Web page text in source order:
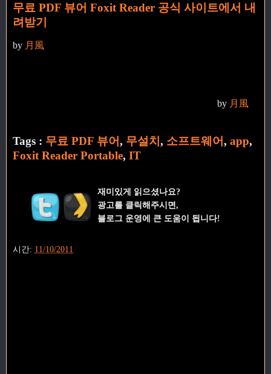
무료 PDF 뷰어 Foxit Reader 공식 사이트에서 내
려받기
by 月風
by 月風
Tags : 무료 PDF 뷰어, 무설치 , 소프트웨어, app,
Foxit Reader Portable, IT
재미있게 읽으셨나요?
광고를 클릭해주시면,
블로그 운영에 큰 도움이 됩니다!
시간: 11/10/2011